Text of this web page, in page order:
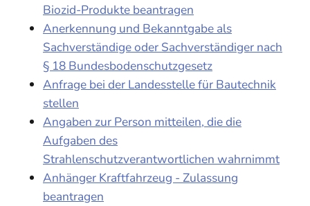
Biozid-Produkte beantragen
Anerkennung und Bekanntgabe als
Sachverständige oder Sachverständiger nach
§ 18 Bundesbodenschutzgesetz
Anfrage bei der Landesstelle für Bautechnik
stellen
Angaben zur Person mitteilen, die die
Aufgaben des
Strahlenschutzverantwortlichen wahrnimmt
Anhänger Kraftfahrzeug - Zulassung
beantragen